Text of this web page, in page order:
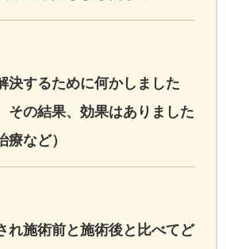
決するために何かしました
の結果、効果はありました
療など）
れ施術前と施術後と比べてど